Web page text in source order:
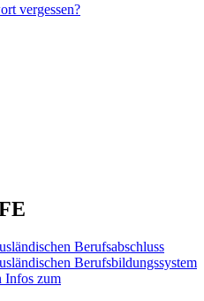
vergessen?
Berufsabschluss
Berufsbildungssystem
Infos zum